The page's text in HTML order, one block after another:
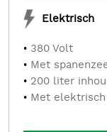
Elektrisch
380 Volt
Met
200 liter
Met